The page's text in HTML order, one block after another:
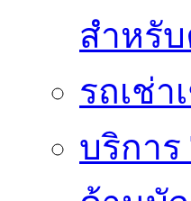
สำหรั
รถเช่า
บริกา